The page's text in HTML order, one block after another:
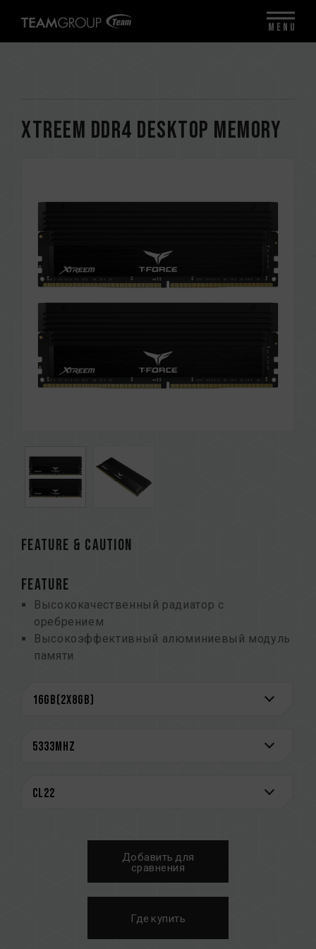
XTREEM DDR4 DESKTOP MEMORY
FEATURE & CAUTION
FEATURE
Высококачественный радиатор с
оребрением
Высокоэффективный алюминиевый модуль
памяти
Поддержка технологии моментального
2.0
основными производителями материнских
См. полный список совместимых платформ в
«Запрос совместимости».
Перед покупкой изделий памяти
ознакомьтесь со списком совместимости
Добавить для
сравнения
Где купить
MENU